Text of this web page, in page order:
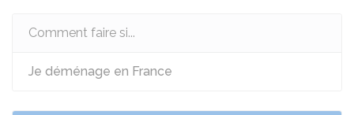
Comment faire si...
Je déménage en France